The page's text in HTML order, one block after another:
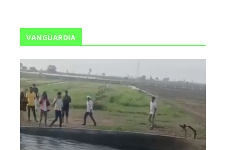
VANGUARDIA